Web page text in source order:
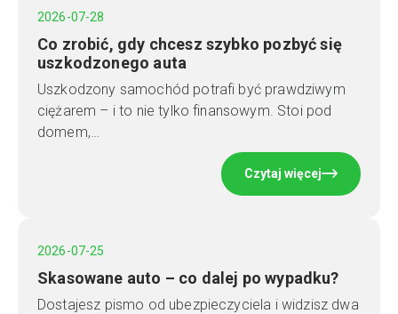
2026-07-28
Co zrobić, gdy chcesz szybko pozbyć się
uszkodzonego auta
Uszkodzony samochód potrafi być prawdziwym
ciężarem – i to nie tylko finansowym. Stoi pod
domem,…
Czytaj więcej
2026-07-25
Skasowane auto – co dalej po wypadku?
Dostajesz pismo od ubezpieczyciela i widzisz dwa